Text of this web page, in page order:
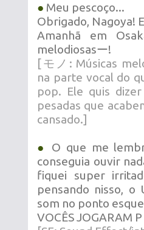
● Meu pescoço...
Obrigado, Nagoya!
Amanhã em
melodiosasー!
[モノ: Músicas
na parte vocal do
pop. Ele quis
pesadas que
cansado.]
●
O que me
conseguia ouvir
fiquei super
pensando nisso, o
som no ponto
VOCÊS JOGARAM